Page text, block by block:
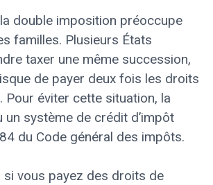
double imposition préoccupe
familles. Plusieurs États
taxer une même succession,
de payer deux fois les droits
Pour éviter cette situation, la
un système de crédit d’impôt
du Code général des impôts.
si vous payez des droits de